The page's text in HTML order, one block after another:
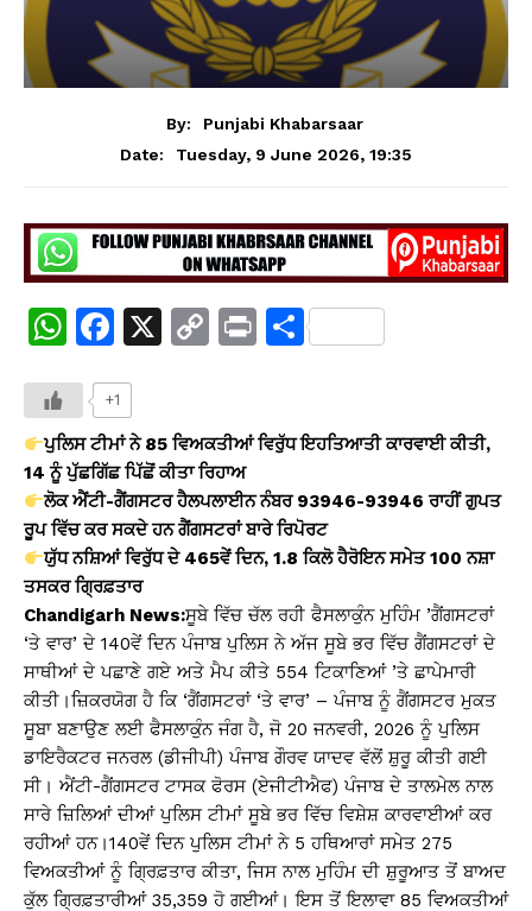
By:
Punjabi Khabarsaar
Date:
Tuesday, 9 June 2026, 19:35
W
at
s
A
p
p
F
c
e
b
o
o
k
X
C
y
Li
n
k
Pr S
e
+1
ਪੁਲਿਸ ਟੀਮਾਂ ਨੇ 85 ਵਿਅਕਤੀਆਂ ਵਿਰੁੱਧ ਇਹਤਿਆਤੀ ਕਾਰਵਾਈ ਕੀਤੀ,
14 ਨੂੰ ਪੁੱਛਗਿੱਛ ਪਿੱਛੋਂ ਕੀਤਾ ਰਿਹਾਅ
ਲੋਕ ਐਂਟੀ-ਗੈਂਗਸਟਰ ਹੈਲਪਲਾਈਨ ਨੰਬਰ 93946-93946 ਰਾਹੀਂ ਗੁਪਤ
ਰੂਪ ਵਿੱਚ ਕਰ ਸਕਦੇ ਹਨ ਗੈਂਗਸਟਰਾਂ ਬਾਰੇ ਰਿਪੋਰਟ
ਯੁੱਧ ਨਸ਼ਿਆਂ ਵਿਰੁੱਧ ਦੇ 465ਵੇਂ ਦਿਨ, 1.8 ਕਿਲੋ ਹੈਰੋਇਨ ਸਮੇਤ 100 ਨਸ਼ਾ
ਤਸਕਰ ਗ੍ਰਿਫ਼ਤਾਰ
Chandigarh News:ਸੂਬੇ ਵਿੱਚ ਚੱਲ ਰਹੀ ਫੈਸਲਾਕੁੰਨ ਮੁਹਿੰਮ ’ਗੈਂਗਸਟਰਾਂ
‘ਤੇ ਵਾਰ’ ਦੇ 140ਵੇਂ ਦਿਨ ਪੰਜਾਬ ਪੁਲਿਸ ਨੇ ਅੱਜ ਸੂਬੇ ਭਰ ਵਿੱਚ ਗੈਂਗਸਟਰਾਂ ਦੇ
ਸਾਥੀਆਂ ਦੇ ਪਛਾਣੇ ਗਏ ਅਤੇ ਮੈਪ ਕੀਤੇ 554 ਟਿਕਾਣਿਆਂ ’ਤੇ ਛਾਪੇਮਾਰੀ
ਕੀਤੀ।ਜ਼ਿਕਰਯੋਗ ਹੈ ਕਿ ‘ਗੈਂਗਸਟਰਾਂ ‘ਤੇ ਵਾਰ’ – ਪੰਜਾਬ ਨੂੰ ਗੈਂਗਸਟਰ ਮੁਕਤ
ਸੂਬਾ ਬਣਾਉਣ ਲਈ ਫੈਸਲਾਕੁੰਨ ਜੰਗ ਹੈ, ਜੋ 20 ਜਨਵਰੀ, 2026 ਨੂੰ ਪੁਲਿਸ
ਡਾਇਰੈਕਟਰ ਜਨਰਲ (ਡੀਜੀਪੀ) ਪੰਜਾਬ ਗੌਰਵ ਯਾਦਵ ਵੱਲੋਂ ਸ਼ੁਰੂ ਕੀਤੀ ਗਈ
ਸੀ। ਐਂਟੀ-ਗੈਂਗਸਟਰ ਟਾਸਕ ਫੋਰਸ (ਏਜੀਟੀਐਫ) ਪੰਜਾਬ ਦੇ ਤਾਲਮੇਲ ਨਾਲ
ਸਾਰੇ ਜ਼ਿਲਿਆਂ ਦੀਆਂ ਪੁਲਿਸ ਟੀਮਾਂ ਸੂਬੇ ਭਰ ਵਿੱਚ ਵਿਸ਼ੇਸ਼ ਕਾਰਵਾਈਆਂ ਕਰ
ਰਹੀਆਂ ਹਨ।140ਵੇਂ ਦਿਨ ਪੁਲਿਸ ਟੀਮਾਂ ਨੇ 5 ਹਥਿਆਰਾਂ ਸਮੇਤ 275
ਵਿਅਕਤੀਆਂ ਨੂੰ ਗ੍ਰਿਫ਼ਤਾਰ ਕੀਤਾ, ਜਿਸ ਨਾਲ ਮੁਹਿੰਮ ਦੀ ਸ਼ੁਰੂਆਤ ਤੋਂ ਬਾਅਦ
ਕੁੱਲ ਗ੍ਰਿਫ਼ਤਾਰੀਆਂ 35,359 ਹੋ ਗਈਆਂ। ਇਸ ਤੋਂ ਇਲਾਵਾ 85 ਵਿਅਕਤੀਆਂ